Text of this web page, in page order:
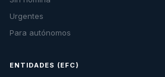
Urgentes
Para autónomos
ENTIDADES (EFC)